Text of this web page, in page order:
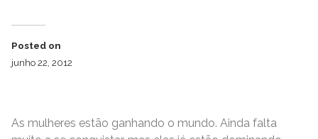
Posted on
junho 22, 2012
As mulheres estão ganhando o mundo. Ainda falta